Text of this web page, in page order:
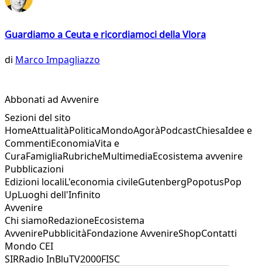
Guardiamo a Ceuta e ricordiamoci della Vlora
di Marco Impagliazzo
Abbonati ad Avvenire
Sezioni del sito
HomeAttualitàPoliticaMondoAgoràPodcastChiesaIdee e
CommentiEconomiaVita e
CuraFamigliaRubricheMultimediaEcosistema avvenire
Pubblicazioni
Edizioni localiL'economia civileGutenbergPopotusPop
UpLuoghi dell'Infinito
Avvenire
Chi siamoRedazioneEcosistema
AvvenirePubblicitàFondazione AvvenireShopContatti
Mondo CEI
SIRRadio InBluTV2000FISC